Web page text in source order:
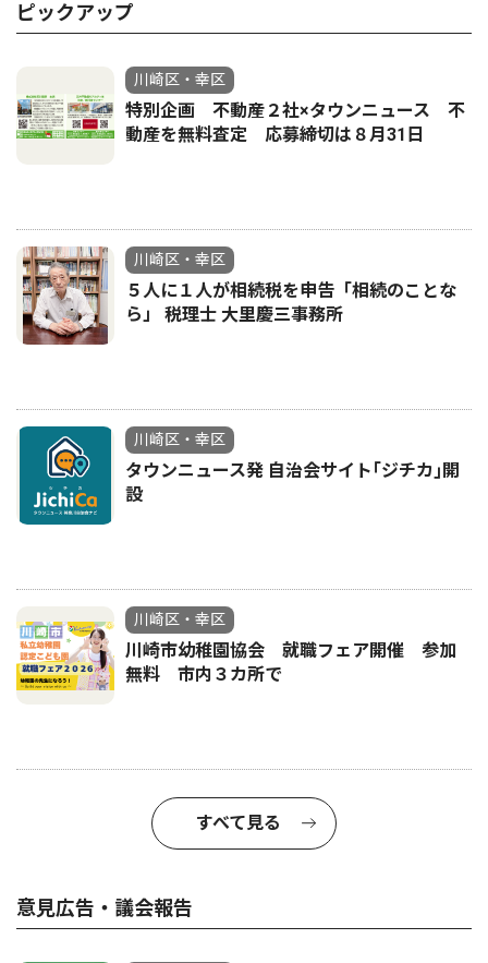
ピックアップ
川崎区・幸区
特別企画 不動産２社×タウンニュース 不
動産を無料査定 応募締切は８月31日
川崎区・幸区
５人に１人が相続税を申告「相続のことな
ら」 税理士 大里慶三事務所
川崎区・幸区
タウンニュース発 自治会サイト｢ジチカ｣開
設
川崎区・幸区
川崎市幼稚園協会 就職フェア開催 参加
無料 市内３カ所で
すべて見る
意見広告・議会報告